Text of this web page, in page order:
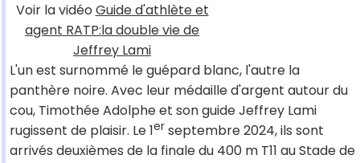
Voir la vidéo Guide d'athlète et
agent RATP:la double vie de
Jeffrey Lami
L'un est surnommé le guépard blanc, l'autre la
panthère noire. Avec leur médaille d'argent autour du
cou, Timothée Adolphe et son guide Jeffrey Lami
rugissent de plaisir. Le 1er septembre 2024, ils sont
arrivés deuxièmes de la finale du 400 m T11 au Stade de